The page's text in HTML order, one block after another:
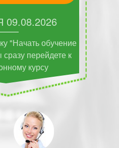
09.08.2026
"Начать обучение
перейдете к
курсу